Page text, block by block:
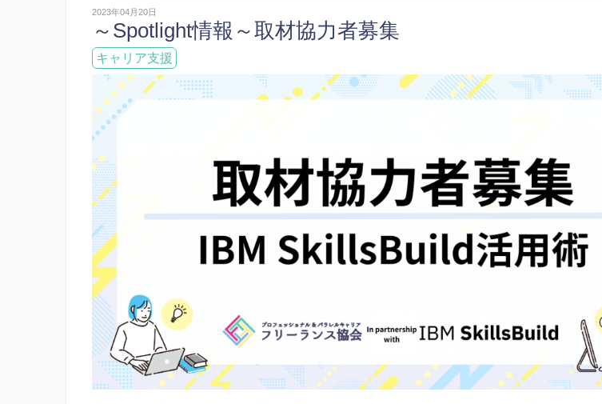
2023年04月20日
～Spotlight情報～取材協力者募集
キャリア支援